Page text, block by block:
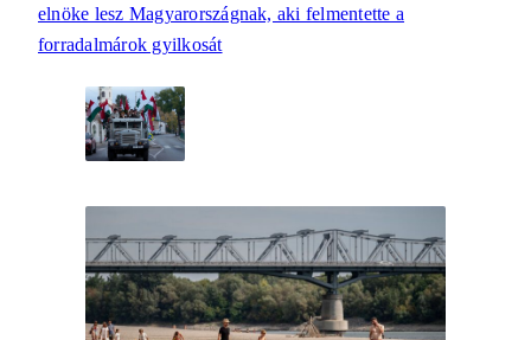
elnöke lesz Magyarországnak, aki felmentette a
forradalmárok gyilkosát